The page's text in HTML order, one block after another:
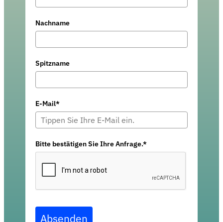
Nachname
Spitzname
E-Mail*
Bitte bestätigen Sie Ihre Anfrage.*
Absenden